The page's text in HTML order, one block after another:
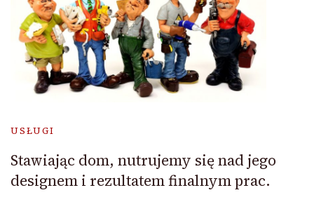
USŁUGI
Stawiając dom, nutrujemy się nad jego
designem i rezultatem finalnym prac.